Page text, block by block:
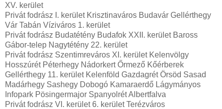
XV. kerület
Privát fodrász I. kerület Krisztinaváros Budavár Gellérthegy
Vár Tabán Víziváros 1. kerület
Privát fodrász Budatétény Budafok XXII. kerület Baross
Gábor-telep Nagytétény 22. kerület
Privát fodrász Szentimreváros XI. kerület Kelenvölgy
Hosszúrét Péterhegy Nádorkert Őrmező Kőérberek
Gellérthegy 11. kerület Kelenföld Gazdagrét Örsöd Sasad
Madárhegy Sashegy Dobogó Kamaraerdő Lágymányos
Infopark Pösingermajor Spanyolrét Albertfalva
Privát fodrász VI. kerület 6. kerület Terézváros